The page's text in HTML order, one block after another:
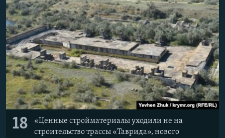
18
«Ценные стройматериалы уходили не на
строительство трассы «Таврида», нового